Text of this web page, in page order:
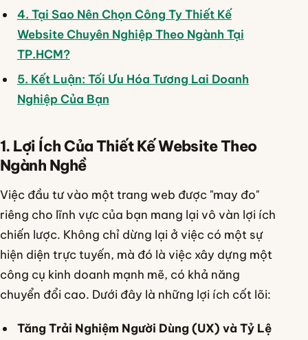
4. Tại Sao Nên Chọn Công Ty Thiết Kế
Website Chuyên Nghiệp Theo Ngành Tại
TP.HCM?
5. Kết Luận: Tối Ưu Hóa Tương Lai Doanh
Nghiệp Của Bạn
1. Lợi Ích Của Thiết Kế Website Theo
Ngành Nghề
Việc đầu tư vào một trang web được "may đo"
riêng cho lĩnh vực của bạn mang lại vô vàn lợi ích
chiến lược. Không chỉ dừng lại ở việc có một sự
hiện diện trực tuyến, mà đó là việc xây dựng một
công cụ kinh doanh mạnh mẽ, có khả năng
chuyển đổi cao. Dưới đây là những lợi ích cốt lõi:
Tăng Trải Nghiệm Người Dùng (UX) và Tỷ Lệ